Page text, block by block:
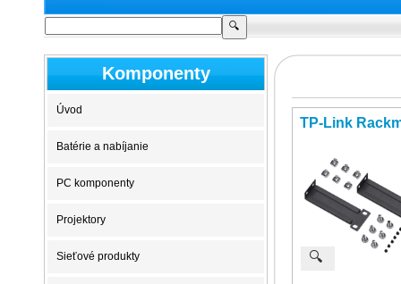
Komponenty
Úvod
Batérie a nabíjanie
PC komponenty
Projektory
Sieťové produkty
TP-Link
🔍